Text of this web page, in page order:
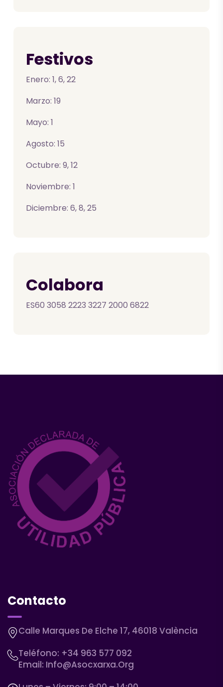
Festivos
Enero: 1, 6, 22
Marzo: 19
Mayo: 1
Agosto: 15
Octubre: 9, 12
Noviembre: 1
Diciembre: 6, 8, 25
Colabora
ES60 3058 2223 3227 2000 6822
Contacto
Calle Marques De Elche 17, 46018 València
Teléfono: +34 963 577 092
Email: Info@asocxarxa.org